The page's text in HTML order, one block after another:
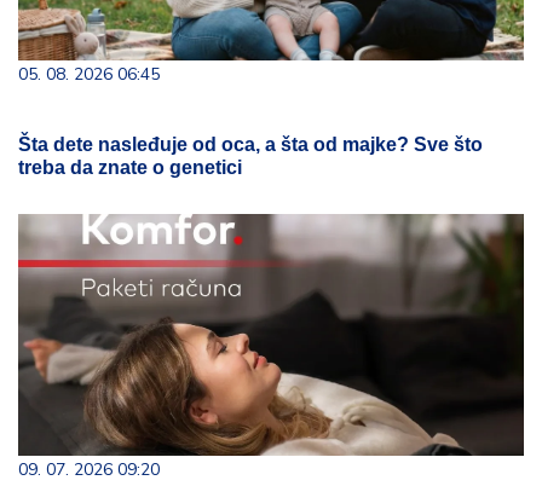
05. 08. 2026 06:45
Šta dete nasleđuje od oca, a šta od majke? Sve što
treba da znate o genetici
09. 07. 2026 09:20